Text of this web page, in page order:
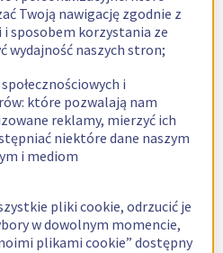
Twoją nawigację zgodnie z
sposobem korzystania ze
wydajność naszych stron;
i
które pozwalają nam
reklamy, mierzyć ich
niektóre dane naszym
i mediom
pliki cookie, odrzucić je
w dowolnym momencie,
plikami cookie” dostępny